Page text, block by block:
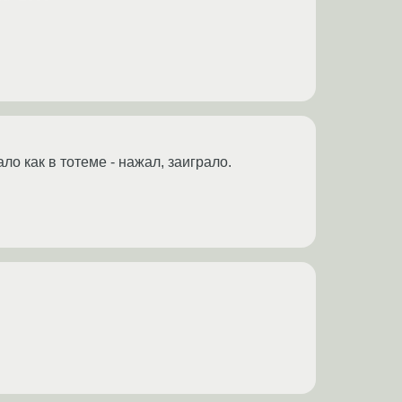
как в тотеме - нажал, заиграло.